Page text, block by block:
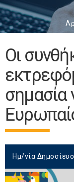
Οι
σημασία
Ημ/νία